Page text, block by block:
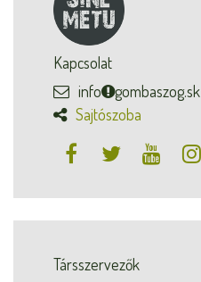
Kapcsolat
info
gombaszog.sk
Sajtószoba
Társszervezők